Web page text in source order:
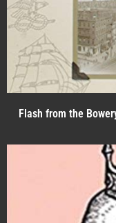
Flash from the